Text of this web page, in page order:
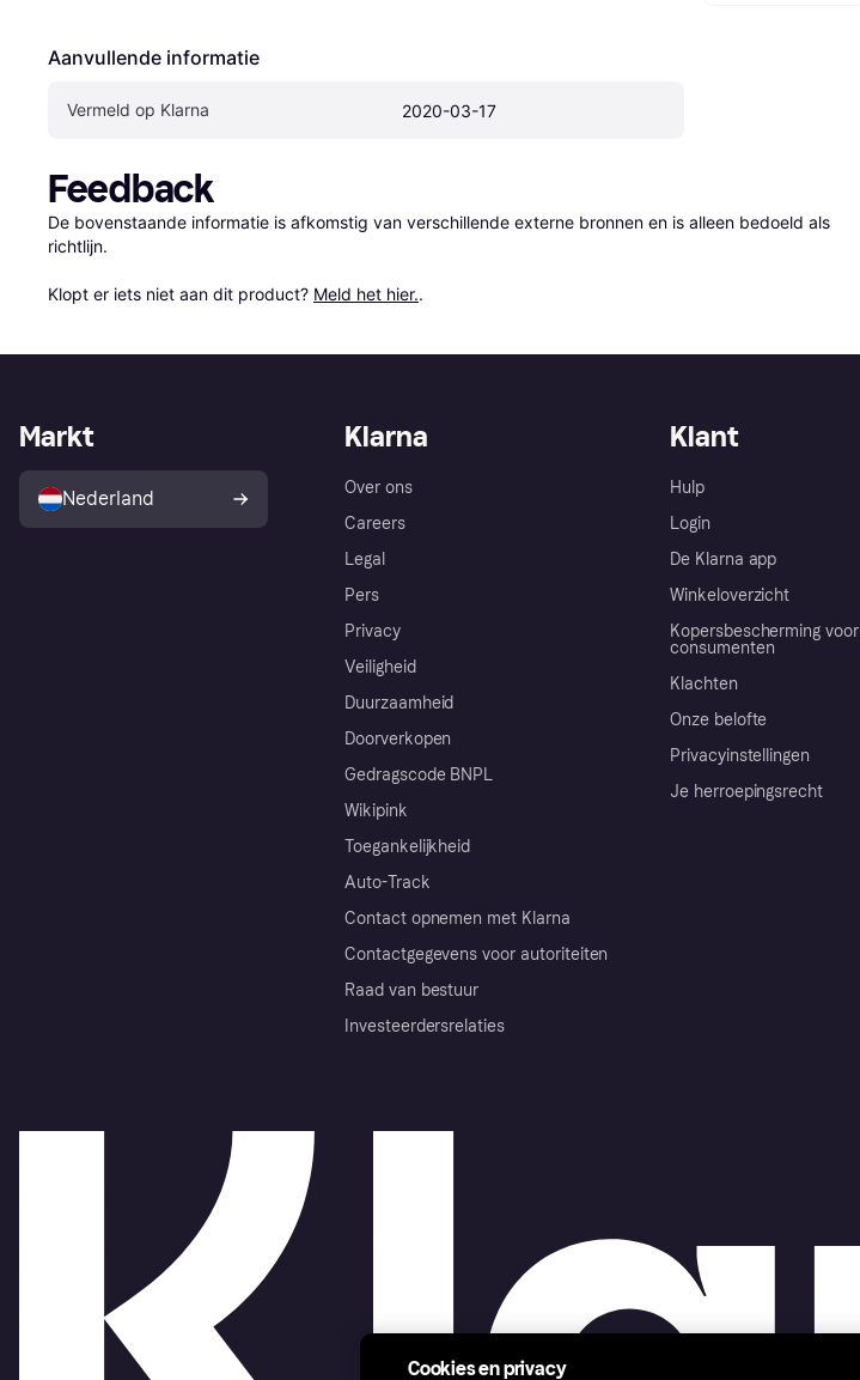
Aanvullende informatie
Vermeld op Klarna 2020-03-17
Feedback
De bovenstaande informatie is afkomstig van verschillende externe bronnen en is alleen bedoeld als
richtlijn.
Klopt er iets niet aan dit product? Meld het hier..
Klarna
Over ons
Careers
Legal
Pers
Privacy
Veiligheid
Duurzaamheid
Doorverkopen
Gedragscode BNPL
Wikipink
Toegankelijkheid
Auto-Track
Contact opnemen met Klarna
Contactgegevens voor autoriteiten
Raad van bestuur
Investeerdersrelaties
Klant
Hulp
Login
De Klarna app
Winkeloverzicht
Kopersbescherming voor
consumenten
Klachten
Onze belofte
Privacyinstellingen
Je herroepingsrecht
Markt
Nederland
Cookies en privacy